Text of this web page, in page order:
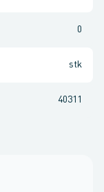
0
stk
40311